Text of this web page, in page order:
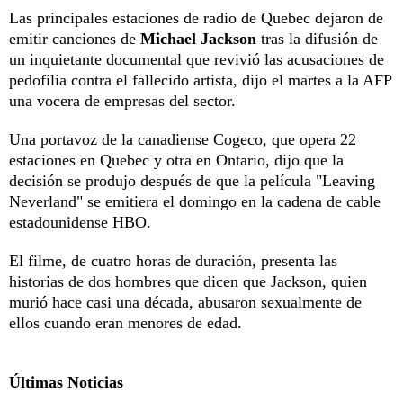
Las principales estaciones de radio de Quebec dejaron de
emitir canciones de Michael Jackson tras la difusión de
un inquietante documental que revivió las acusaciones de
pedofilia contra el fallecido artista, dijo el martes a la AFP
una vocera de empresas del sector.
Una portavoz de la canadiense Cogeco, que opera 22
estaciones en Quebec y otra en Ontario, dijo que la
decisión se produjo después de que la película "Leaving
Neverland" se emitiera el domingo en la cadena de cable
estadounidense HBO.
El filme, de cuatro horas de duración, presenta las
historias de dos hombres que dicen que Jackson, quien
murió hace casi una década, abusaron sexualmente de
ellos cuando eran menores de edad.
Últimas Noticias